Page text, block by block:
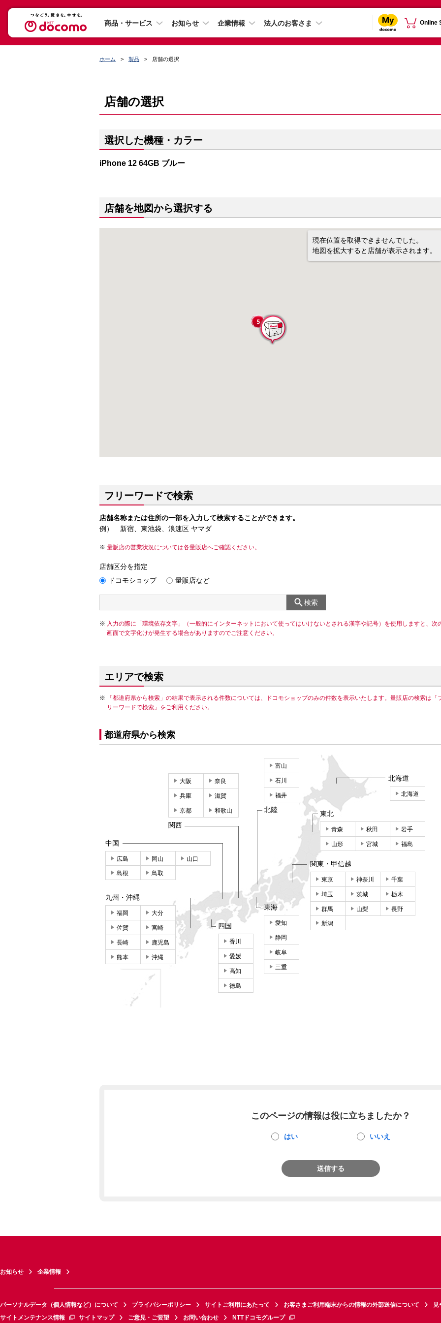
商品・サービス お知らせ 企業情報 法人のお客さま Online
ホーム 製品 店舗の選択
店舗の選択
選択した機種・カラー
iPhone 12 64GB ブルー
店舗を地図から選択する
現在位置を取得できませんでした。
地図を拡大すると店舗が表示されます。
フリーワードで検索
店舗名称または住所の一部を入力して検索することができます。
例） 新宿、東池袋、浪速区 ヤマダ
量販店の営業状況については各量販店へご確認ください。
店舗区分を指定
ドコモショップ
量販店など
検索
入力の際に「環境依存文字」（一般的にインターネットにおいて使ってはいけないとされる漢字や記号）を使用しますと、次
画面で文字化けが発生する場合がありますのでご注意ください。
エリアで検索
「都道府県から検索」の結果で表示される件数については、ドコモショップのみの件数を表示いたします。量販店の検索は「
リーワードで検索」をご利用ください。
都道府県から検索
北海道
北海道
東北
青森 秋田 岩手
山形 宮城 福島
関東・甲信越
東京 神奈川 千葉
埼玉 茨城 栃木
群馬 山梨 長野
新潟
東海
愛知
静岡
岐阜
三重
富山
石川
福井
北陸
大阪 奈良
兵庫 滋賀
京都 和歌山
関西
中国
広島 岡山 山口
島根 鳥取
四国
香川
愛媛
高知
徳島
九州・沖縄
福岡 大分
佐賀 宮崎
長崎 鹿児島
熊本 沖縄
このページの情報は役に立ちましたか？
はい いいえ
送信する
お知らせ 企業情報
パーソナルデータ（個人情報など）について プライバシーポリシー サイトご利用にあたって お客さまご利用端末からの情報の外部送信について
見
サイトメンテナンス情報
サイトマップ ご意見・ご要望 お問い合わせ NTTドコモグループ